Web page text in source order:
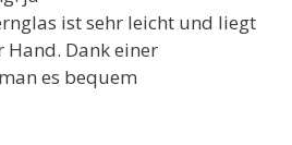
ist sehr leicht und liegt
Dank einer
es bequem